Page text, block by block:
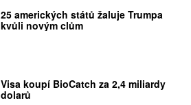
25 amerických států žaluje Trumpa
kvůli novým clům
Visa koupí BioCatch za 2,4 miliardy
dolarů